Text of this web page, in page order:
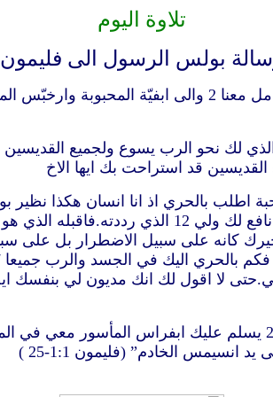
تلاوة اليوم
بولس الرسول الى فليمون
الخادم” (فليمون 1:1-25 )